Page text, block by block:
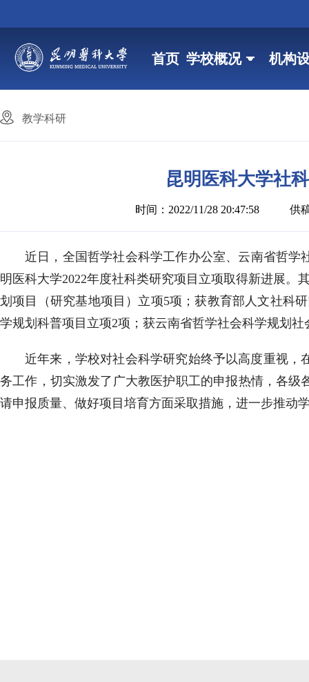
首页 学校概况 机构
教学科研
昆明医科大学社
时间：2022/11/28 20:47:58 供
近日，全国哲学社会科学工作办公室、云南省哲学
明医科大学2022年度社科类研究项目立项取得新进展
划项目（研究基地项目）立项5项；获教育部人文社科
学规划科普项目立项2项；获云南省哲学社会科学规划社
近年来，学校对社会科学研究始终予以高度重视
务工作，切实激发了广大教医护职工的申报热情，各
请申报质量、做好项目培育方面采取措施，进一步推动